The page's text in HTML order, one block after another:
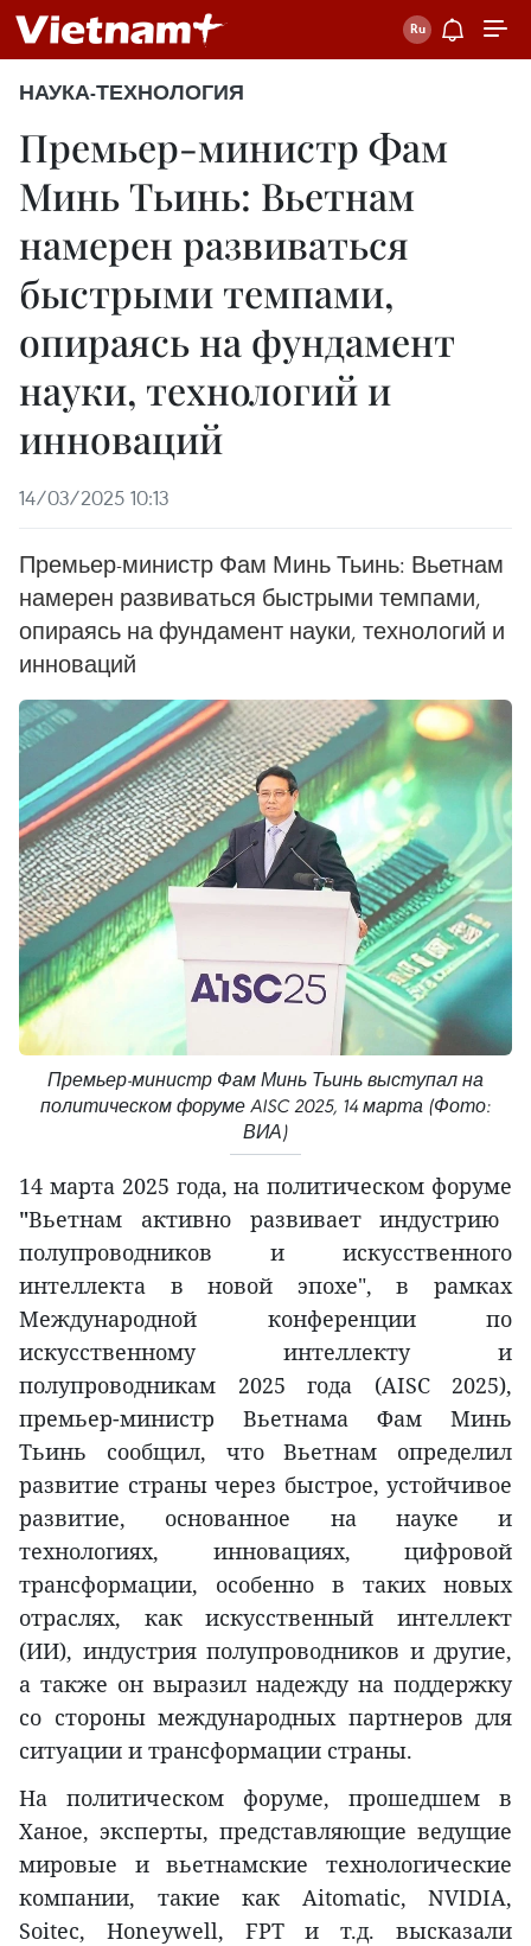
НАУКА-ТЕХНОЛОГИЯ
Премьер-министр Фам
Минь Тьинь: Вьетнам
намерен развиваться
быстрыми темпами,
опираясь на фундамент
науки, технологий и
инноваций
14/03/2025 10:13
Премьер-министр Фам Минь Тьинь: Вьетнам
намерен развиваться быстрыми темпами,
опираясь на фундамент науки, технологий и
инноваций
Премьер-министр Фам Минь Тьинь выступал на
политическом форуме AISC 2025, 14 марта (Фото:
ВИА)
14 марта 2025 года, наполитическом форуме
"Вьетнам активно развивает индустрию
полупроводников и искусственного
интеллекта в новой эпохе", в рамках
Международной конференции по
искусственному интеллекту и
полупроводникам 2025 года (AISC 2025),
премьер-министр Вьетнама Фам Минь
Тьинь сообщил, что Вьетнам определил
развитие страны через быстрое, устойчивое
развитие, основанное на науке и
технологиях, инновациях, цифровой
трансформации, особенно в таких новых
отраслях, как искусственный интеллект
(ИИ), индустрия полупроводников и другие,
а также он выразил надежду на поддержку
со стороны международных партнеров для
ситуации и трансформации страны.
На политическом форуме, прошедшем в
Ханое, эксперты, представляющие ведущие
мировые и вьетнамские технологические
компании, такие как Aitomatic, NVIDIA,
Soitec, Honeywell, FPT и т.д. высказали